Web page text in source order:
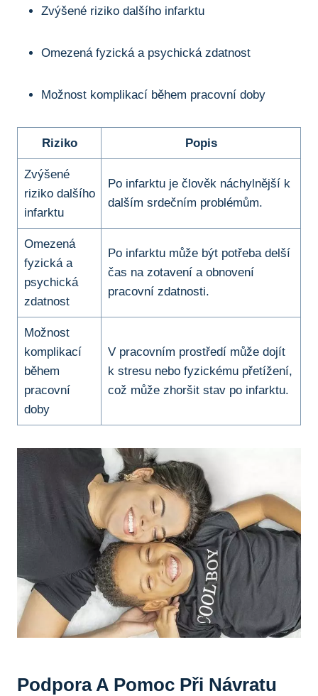
Zvýšené riziko dalšího infarktu
Omezená fyzická a psychická zdatnost
Možnost komplikací během pracovní doby
Riziko Popis
Zvýšené
riziko dalšího
infarktu
Po infarktu je člověk náchylnější k
dalším srdečním problémům.
Omezená
fyzická a
psychická
zdatnost
Po infarktu může být potřeba delší
čas na zotavení a obnovení
pracovní zdatnosti.
Možnost
komplikací
během
pracovní
doby
V pracovním prostředí může dojít
k stresu nebo fyzickému přetížení,
což může zhoršit stav po infarktu.
Podpora A Pomoc Při Návratu